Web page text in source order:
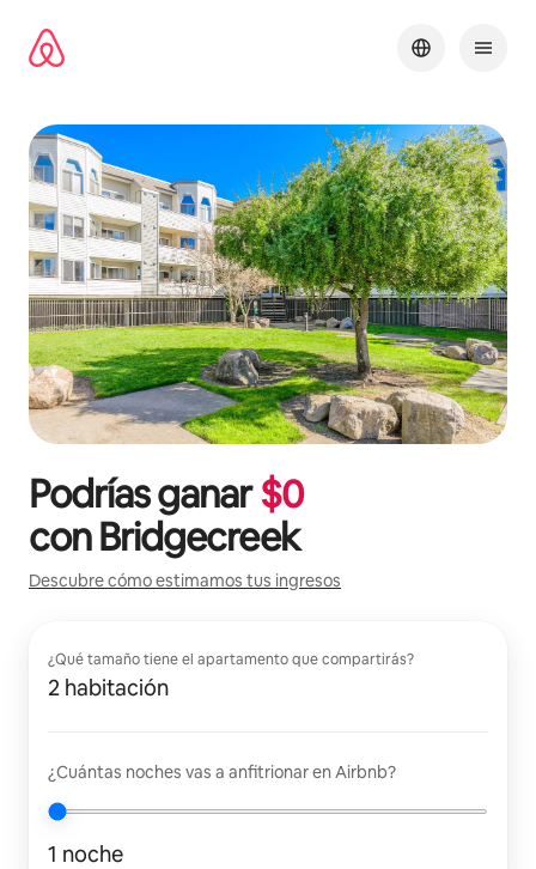
contenido
Podrías ganar$0
conBridgecreek
Descubre cómo estimamos tus ingresos
¿Qué tamaño tiene el apartamento que compartirás?
2 habitación
¿Cuántas noches vas a anfitrionar en Airbnb?
1 noche